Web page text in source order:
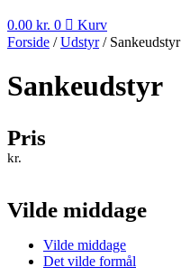
0.00 kr. 0
Kurv
Forside /Udstyr/ Sankeudstyr
Sankeudstyr
Pris
kr.
Vilde middage
Vilde middage
Det vilde formål